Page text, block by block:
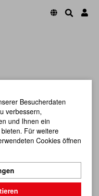
Besucherdaten
verbessern,
und Ihnen ein
Für weitere
Cookies öffnen